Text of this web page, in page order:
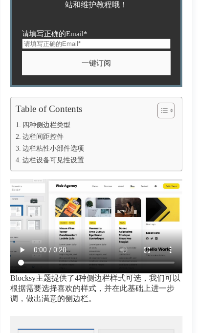
站和维护教程哦！
请填写正确的Email*
Table of Contents
四种侧边栏类型
边栏间距控件
边栏粘性小部件选项
边栏设备可见性设置
Blocksy主题提供了4种侧边栏样式可选，我们可以
根据需要选择喜欢的样式，并在此基础上进一步
调，做出满意的侧边栏。